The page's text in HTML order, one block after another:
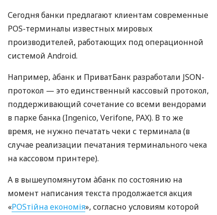
Сегодня банки предлагают клиентам современные
POS-терминалы известных мировых
производителей, работающих под операционной
системой Android.
Например, àбанк и ПриватБанк разработали JSON-
протокол — это единственный кассовый протокол,
поддерживающий сочетание со всеми вендорами
в парке банка (Ingenico, Verifone, PAX). В то же
время, не нужно печатать чеки с терминала (в
случае реализации печатания терминального чека
на кассовом принтере).
А в вышеупомянутом àбанк по состоянию на
момент написания текста продолжается акция
«POSтійна економія», согласно условиям которой